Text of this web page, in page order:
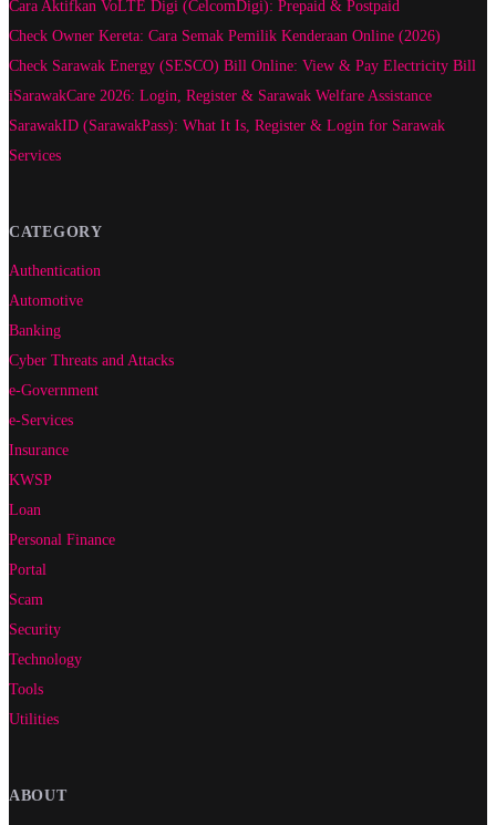
Cara Aktifkan VoLTE Digi (CelcomDigi): Prepaid & Postpaid
Check Owner Kereta: Cara Semak Pemilik Kenderaan Online (2026)
Check Sarawak Energy (SESCO) Bill Online: View & Pay Electricity Bill
iSarawakCare 2026: Login, Register & Sarawak Welfare Assistance
SarawakID (SarawakPass): What It Is, Register & Login for Sarawak
Services
CATEGORY
Authentication
Automotive
Banking
Cyber Threats and Attacks
e-Government
e-Services
Insurance
KWSP
Loan
Personal Finance
Portal
Scam
Security
Technology
Tools
Utilities
ABOUT